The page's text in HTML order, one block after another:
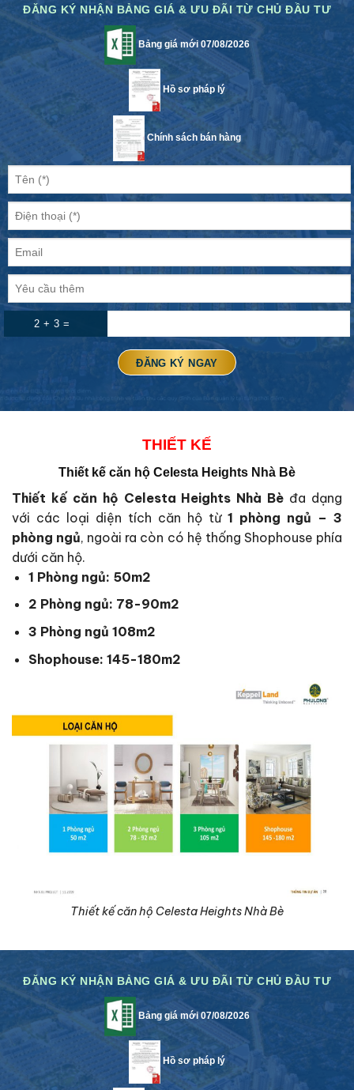
ĐĂNG KÝ NHẬN BẢNG GIÁ & ƯU ĐÃI TỪ CHỦ ĐẦU TƯ
Bảng giá mới 07/08/2026
Hồ sơ pháp lý
Chính sách bán hàng
2 + 3 =
THIẾT KẾ
Thiết kế căn hộ Celesta Heights Nhà Bè
Thiết kế căn hộ Celesta Heights Nhà Bè đa dạng
với các loại diện tích căn hộ từ 1 phòng ngủ – 3
phòng ngủ, ngoài ra còn có hệ thống Shophouse phía
dưới căn hộ.
1 Phòng ngủ: 50m2
2 Phòng ngủ: 78-90m2
3 Phòng ngủ 108m2
Shophouse: 145-180m2
Thiết kế căn hộ Celesta Heights Nhà Bè
ĐĂNG KÝ NHẬN BẢNG GIÁ & ƯU ĐÃI TỪ CHỦ ĐẦU TƯ
Bảng giá mới 07/08/2026
Hồ sơ pháp lý